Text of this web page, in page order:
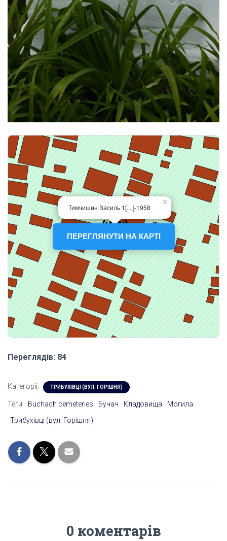
ПЕРЕГЛЯНУТИ НА КАРТІ
Переглядів: 84
Категорії: ТРИБУХІВЦІ (ВУЛ. ГОРІШНЯ)
Теги: Buchach cemeteries Бучач Кладовища
Могила
Трибухівці (вул. Горішня)
0 коментарів